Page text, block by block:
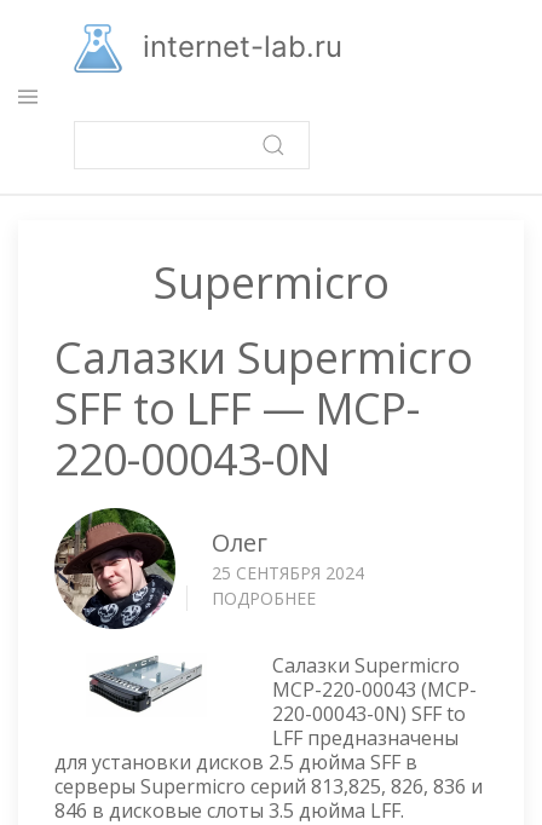
основному
содержанию
internet-lab.ru
Supermicro
Салазки Supermicro
SFF to LFF — MCP-
220-00043-0N
Олег
25 СЕНТЯБРЯ 2024
ПОДРОБНЕЕ
SFF
TO
LFF
—
MCP-
220-
Салазки Supermicro
MCP-220-00043 (MCP-
220-00043-0N) SFF to
LFF предназначены
для установки дисков 2.5 дюйма SFF в
серверы Supermicro серий 813,825, 826, 836 и
846 в дисковые слоты 3.5 дюйма LFF.